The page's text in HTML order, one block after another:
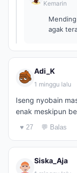
Kemarin
agak
Adi_K
1 minggu lalu
Iseng nyobain
enak meskipun
♥ 27 💬 Balas
Siska_Aja